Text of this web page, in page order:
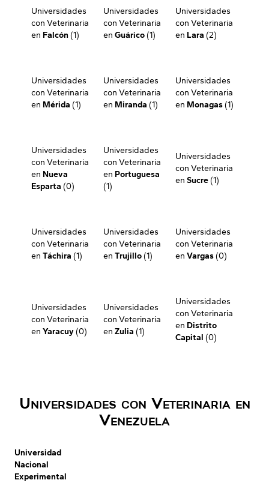
Universidades
con Veterinaria
en Falcón(1)
Universidades
con Veterinaria
en Guárico(1)
Universidades
con Veterinaria
en Lara (2)
Universidades
con Veterinaria
en Mérida (1)
Universidades
con Veterinaria
en Miranda (1)
Universidades
con Veterinaria
en Monagas(1)
Universidades
con Veterinaria
en Nueva
Esparta (0)
Universidades
con Veterinaria
en Portuguesa
(1)
Universidades
con Veterinaria
en Sucre(1)
Universidades
con Veterinaria
en Táchira (1)
Universidades
con Veterinaria
en Trujillo(1)
Universidades
con Veterinaria
en Vargas(0)
Universidades
con Veterinaria
en Yaracuy(0)
Universidades
con Veterinaria
en Zulia (1)
Universidades
con Veterinaria
en Distrito
Capital (0)
Universidades con Veterinaria en
Venezuela
Universidad
Nacional
Experimental